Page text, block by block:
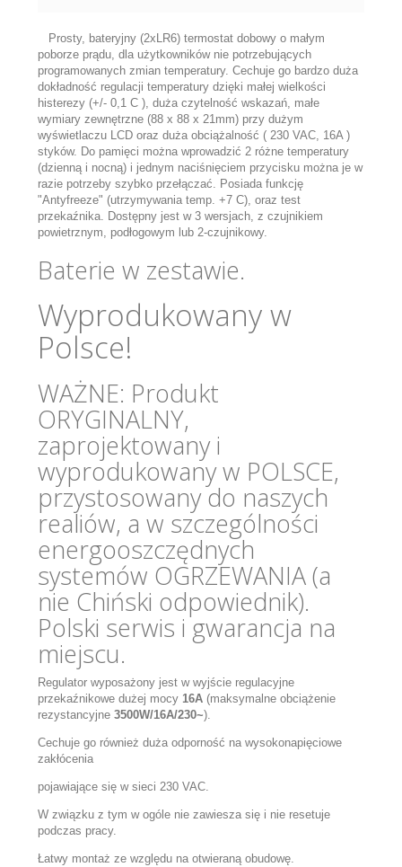
Prosty, bateryjny (2xLR6) termostat dobowy o małym
poborze prądu, dla użytkowników nie potrzebujących
programowanych zmian temperatury. Cechuje go bardzo duża
dokładność regulacji temperatury dzięki małej wielkości
histerezy (+/- 0,1 C ), duża czytelność wskazań, małe
wymiary zewnętrzne (88 x 88 x 21mm) przy dużym
wyświetlaczu LCD oraz duża obciążalność ( 230 VAC, 16A )
styków. Do pamięci można wprowadzić 2 różne temperatury
(dzienną i nocną) i jednym naciśnięciem przycisku można je w
razie potrzeby szybko przełączać. Posiada funkcję
"Antyfreeze" (utrzymywania temp. +7 C), oraz test
przekaźnika. Dostępny jest w 3 wersjach, z czujnikiem
powietrznym, podłogowym lub 2-czujnikowy.
Baterie w zestawie.
Wyprodukowany w
Polsce!
WAŻNE: Produkt
ORYGINALNY,
zaprojektowany i
wyprodukowany w POLSCE,
przystosowany do naszych
realiów, a w szczególności
energooszczędnych
systemów OGRZEWANIA (a
nie Chiński odpowiednik).
Polski serwis i gwarancja na
miejscu.
Regulator wyposażony jest w wyjście regulacyjne
przekaźnikowe dużej mocy 16A(maksymalne obciążenie
rezystancyjne 3500W/16A/230~).
Cechuje go również duża odporność na wysokonapięciowe
zakłócenia
pojawiające się w sieci 230 VAC.
W związku z tym w ogóle nie zawiesza się i nie resetuje
podczas pracy.
Łatwy montaż ze względu na otwieraną obudowę.